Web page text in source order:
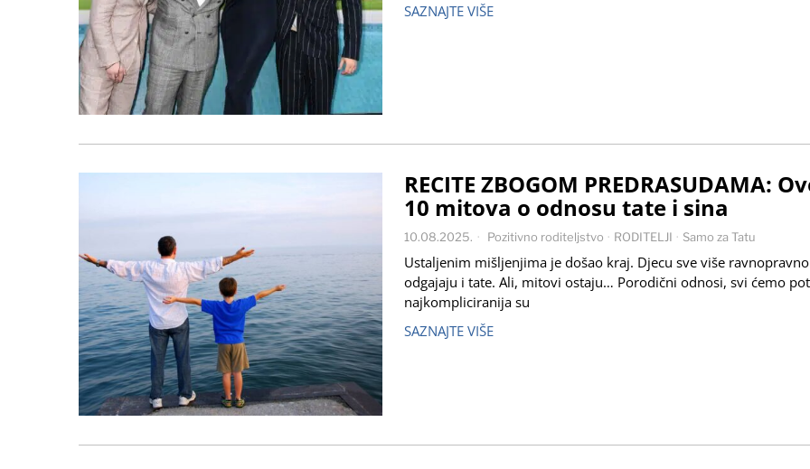
SAZNAJTE VIŠE
RECITE ZBOGOM PREDRASUDAMA:
10 mitova o odnosu tate i sina
10.08.2025. Pozitivno roditeljstvo · RODITELJI · Samo za Tatu
Ustaljenim mišljenjima je došao kraj. Djecu sve više ravnopravno
odgajaju i tate. Ali, mitovi ostaju… Porodični odnosi, svi ćemo
najkompliciranija su
SAZNAJTE VIŠE